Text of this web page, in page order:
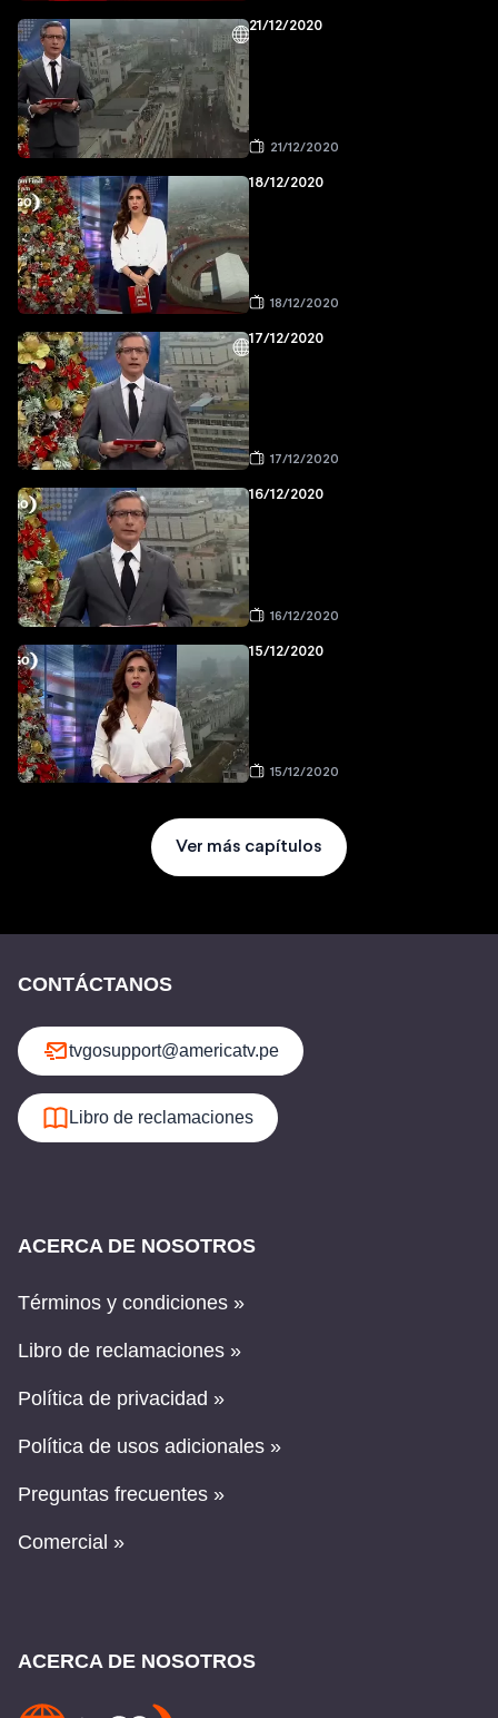
21/12/2020
21/12/2020
18/12/2020
18/12/2020
17/12/2020
17/12/2020
16/12/2020
16/12/2020
15/12/2020
15/12/2020
Ver más capítulos
CONTÁCTANOS
tvgosupport@americatv.pe
Libro de reclamaciones
ACERCA DE NOSOTROS
Términos y condiciones »
Libro de reclamaciones »
Política de privacidad »
Política de usos adicionales »
Preguntas frecuentes »
Comercial »
ACERCA DE NOSOTROS